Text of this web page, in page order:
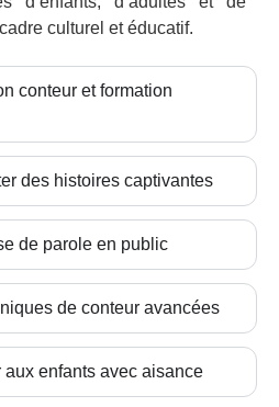
culturel et éducatif.
conteur et formation
des histoires captivantes
de parole en public
de conteur avancées
aux enfants avec aisance